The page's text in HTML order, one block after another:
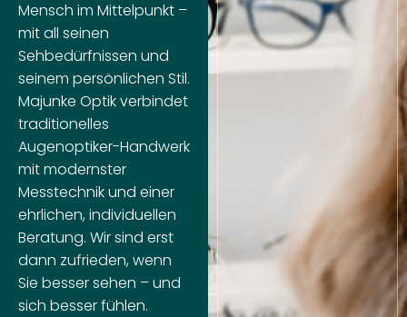
Mensch im Mittelpunkt –
mit all seinen
Sehbedürfnissen und
seinem persönlichen Stil.
Majunke Optik verbindet
traditionelles
Augenoptiker-Handwerk
mit modernster
Messtechnik und einer
ehrlichen, individuellen
Beratung. Wir sind erst
dann zufrieden, wenn
Sie besser sehen – und
sich besser fühlen.